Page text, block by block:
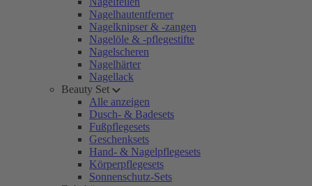
Nagelhautentferner
Nagelknipser & -zangen
Nagelöle & -pflegestifte
Nagelscheren
Nagelhärter
Nagellack
Beauty Set
Alle anzeigen
Dusch- & Badesets
Fußpflegesets
Geschenksets
Hand- & Nagelpflegesets
Körperpflegesets
Sonnenschutz-Sets